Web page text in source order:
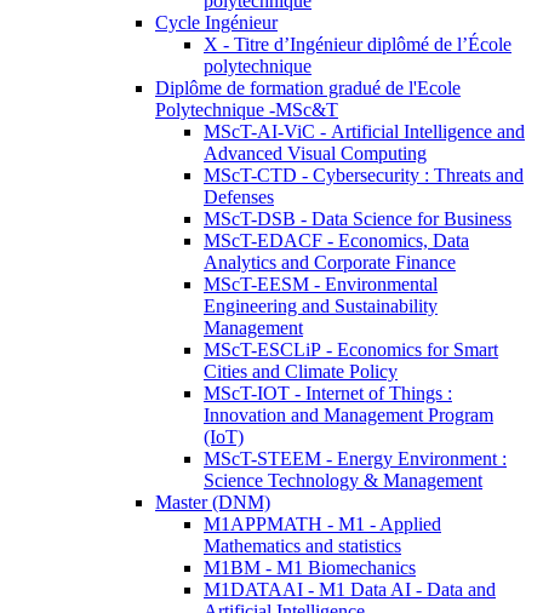
Cycle Ingénieur
X - Titre d’Ingénieur diplômé de l’École
polytechnique
Diplôme de formation gradué de l'Ecole
Polytechnique -MSc&T
MScT-AI-ViC - Artificial Intelligence and
Advanced Visual Computing
MScT-CTD - Cybersecurity : Threats and
Defenses
MScT-DSB - Data Science for Business
MScT-EDACF - Economics, Data
Analytics and Corporate Finance
MScT-EESM - Environmental
Engineering and Sustainability
Management
MScT-ESCLiP - Economics for Smart
Cities and Climate Policy
MScT-IOT - Internet of Things :
Innovation and Management Program
(IoT)
MScT-STEEM - Energy Environment :
Science Technology & Management
Master (DNM)
M1APPMATH - M1 - Applied
Mathematics and statistics
M1BM - M1 Biomechanics
M1DATAAI - M1 Data AI - Data and